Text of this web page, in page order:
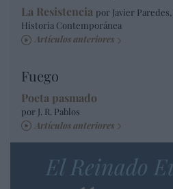
La Resistencia por Javier
Historia Contemporánea
Artículos anteriores
Fuego
Poeta pasmado
por J. R. Pablos
Artículos anteriores
El Reinado